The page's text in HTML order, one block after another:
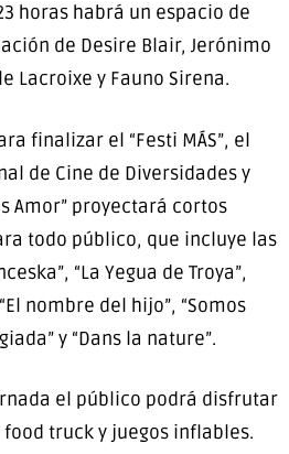
horas habrá un espacio de
de Desire Blair, Jerónimo
Lacroixe y Fauno Sirena.
finalizar el “Festi MÁS”, el
de Cine de Diversidades y
Amor” proyectará cortos
todo público, que incluye las
“La Yegua de Troya”,
nombre del hijo”, “Somos
y “Dans la nature”.
el público podrá disfrutar
truck y juegos inflables.